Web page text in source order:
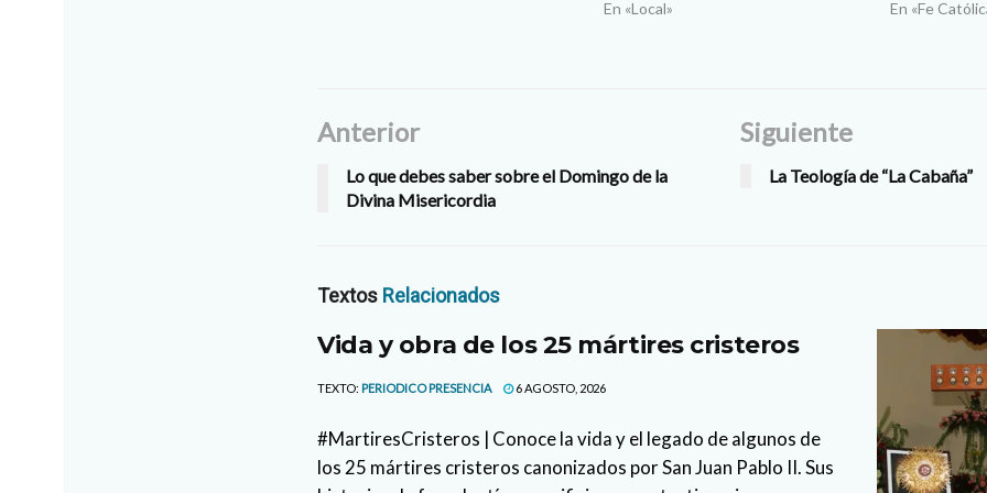
En «Local» En «Fe
Anterior
Lo que debes saber sobre el Domingo de la
Divina Misericordia
Siguiente
La Teología de “La Cabaña”
Textos Relacionados
Vida y obra de los 25 mártires cristeros
TEXTO: PERIODICO PRESENCIA 6 AGOSTO, 2026
#MartiresCristeros | Conoce la vida y el legado de algunos de
los 25 mártires cristeros canonizados por San Juan Pablo II. Sus